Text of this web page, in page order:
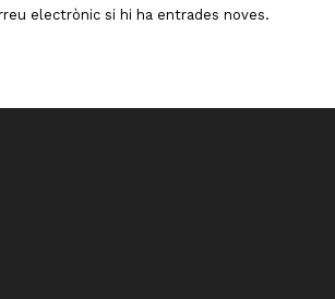
electrònic si hi ha entrades noves.